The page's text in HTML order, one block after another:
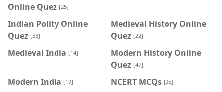
Online Quez [25]
Indian Polity Online
Quez [33]
Medieval History Online
Quez [22]
Medieval India [14]
Modern History Online
Quez [47]
Modern India [19] NCERT MCQs [35]